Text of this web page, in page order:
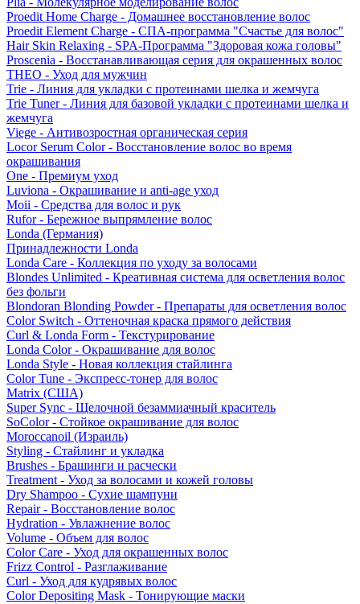
Proedit Home Charge - Домашнее восстановление волос
Proedit Element Charge - СПА-программа "Счастье для волос"
Hair Skin Relaxing - SPA-Программа "Здоровая кожа головы"
Proscenia - Восстанавливающая серия для окрашенных волос
THEO - Уход для мужчин
Trie - Линия для укладки с протеинами шелка и жемчуга
Trie Tuner - Линия для базовой укладки с протеинами шелка и
жемчуга
Viege - Антивозростная органическая серия
Locor Serum Color - Восстановление волос во время
окрашивания
One - Премиум уход
Luviona - Окрашивание и anti-age уход
Moii - Средства для волос и рук
Rufor - Бережное выпрямление волос
Londa (Германия)
Принадлежности Londa
Londa Care - Коллекция по уходу за волосами
Blondes Unlimited - Креативная система для осветления волос
без фольги
Blondoran Blonding Powder - Препараты для осветления волос
Color Switch - Оттеночная краска прямого действия
Curl & Londa Form - Текстурирование
Londa Color - Окрашивание для волос
Londa Style - Новая коллекция стайлинга
Color Tune - Экспресс-тонер для волос
Matrix (США)
Super Sync - Щелочной безаммиачный краситель
SoColor - Стойкое окрашивание для волос
Moroccanoil (Израиль)
Styling - Стайлинг и укладка
Brushes - Брашинги и расчески
Treatment - Уход за волосами и кожей головы
Dry Shampoo - Сухие шампуни
Repair - Восстановление волос
Hydration - Увлажнение волос
Volume - Объем для волос
Color Care - Уход для окрашенных волос
Frizz Control - Разглаживание
Curl - Уход для кудрявых волос
Color Depositing Mask - Тонирующие маски